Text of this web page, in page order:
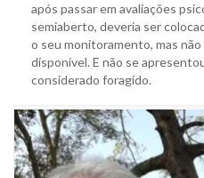
após passar em avaliações
semiaberto, deveria ser
o seu monitoramento, mas
disponível. E não se
considerado foragido.